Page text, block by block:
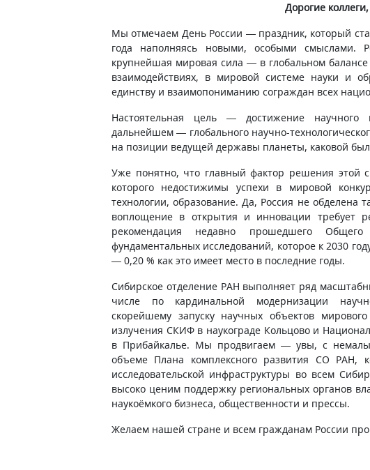
Дорогие
Мы отмечаем День России — праздник, который
года наполняясь новыми, особыми смыслами.
крупнейшая мировая сила — в глобальном
взаимодействиях, в мировой системе науки и
единству и взаимопониманию сограждан всех
Настоятельная цель — достижение научного
дальнейшем — глобального научно-
на позиции ведущей державы планеты, каковой
Уже понятно, что главный фактор решения этой
которого недостижимы успехи в мировой
технологии, образование. Да, Россия не обделена
воплощение в открытия и инновации требует
рекомендация недавно прошедшего
фундаментальных исследований, которое к 2030
— 0,20 % как это имеет место в последние годы.
Сибирское отделение РАН выполняет ряд
числе по кардинальной модернизации
скорейшему запуску научных объектов
излучения СКИФ в наукограде Кольцово и
в Прибайкалье. Мы продвигаем — увы, с
объеме Плана комплексного развития СО РАН,
исследовательской инфраструктуры во всем
высоко ценим поддержку региональных органов
наукоёмкого бизнеса, общественности и прессы.
Желаем нашей стране и всем гражданам России